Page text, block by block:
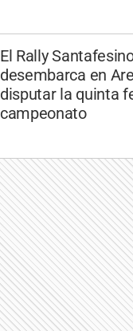
El Rally
desembarca en
disputar la quinta
campeonato